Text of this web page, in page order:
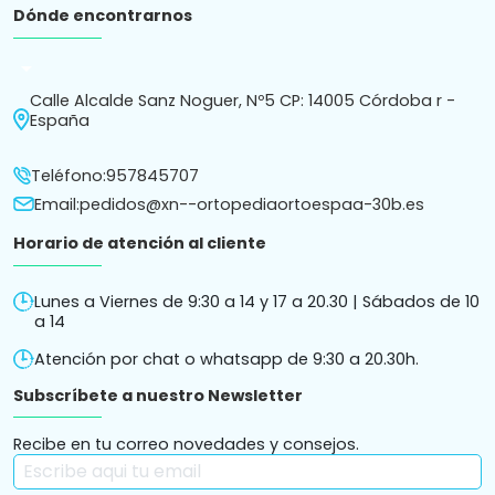
Política de
cookies
Política de
privacidad
de compra
Ortopedia Ortoespaña S.L. ha sido beneficiaria de Fondos
Europeos cuyo objetivo es la mejora de la competitividad de
las PYMES, y gracias al cual ha puesto en marcha un Plan de
Acción con el objetivo de reforzar la digitalización y la
competitividad de las pymes durante el año 2025. Para ello
ha contado con el apoyo del Programa Pyme Digital de la
Cámara de Comercio de Córdoba.